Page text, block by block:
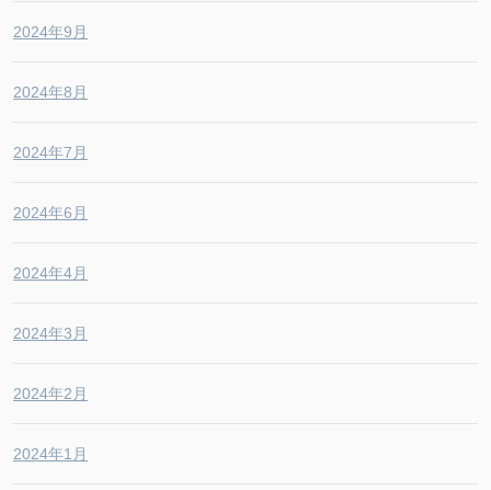
2024年9月
2024年8月
2024年7月
2024年6月
2024年4月
2024年3月
2024年2月
2024年1月